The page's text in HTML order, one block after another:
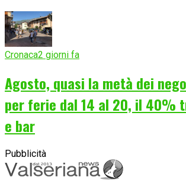
Cronaca2 giorni fa
Agosto, quasi la metà dei
per ferie dal 14 al 20, il 40%
e bar
Pubblicità